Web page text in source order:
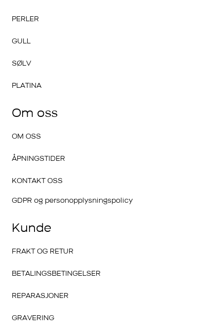
PERLER
GULL
SØLV
PLATINA
Om oss
OM OSS
ÅPNINGSTIDER
KONTAKT OSS
GDPR og personopplysningspolicy
Kunde
FRAKT OG RETUR
BETALINGSBETINGELSER
REPARASJONER
GRAVERING